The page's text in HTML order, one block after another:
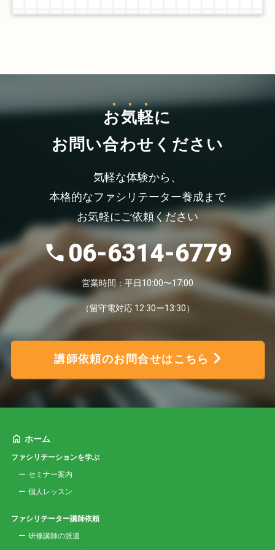
お気軽に
お問い合わせください
気軽な体験から、
本格的なファシリテーター養成まで
お気軽にご依頼ください
06-6314-6779
営業時間：平日10:00〜17:00
（留守電対応 12:30ー13:30）
講師依頼のお問合せはこちら
ホーム
ファシリテーションを学ぶ
セミナー案内
個人レッスン
ファシリテーター講師依頼
研修講師の派遣